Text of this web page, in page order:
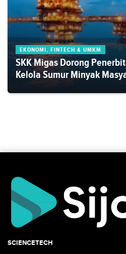
EKONOMI, FINTECH & UMKM
SKK Migas Dorong
Kelola Sumur Minyak
SCIENCETECH